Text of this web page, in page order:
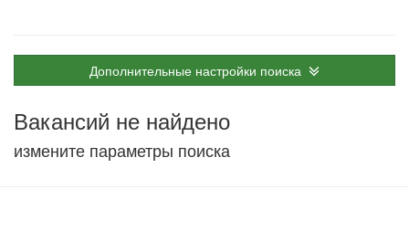
Дополнительные настройки поиска
Вакансий не найдено
измените параметры поиска